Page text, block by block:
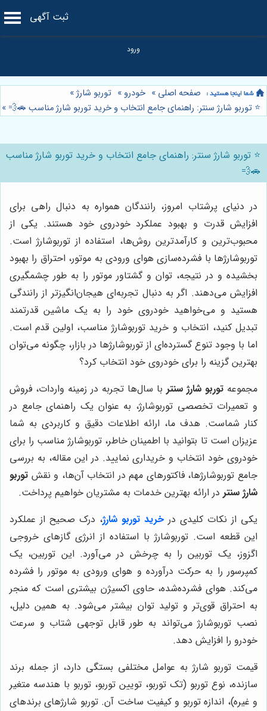
ثبت آگهی
صفحه اصلی » خودرو » توربو شارژ»
⭐️ توربو شارژ سنتر: راهنمای جامع انتخاب و خرید توربو شارژ مناسب 🚗💨 »
⭐️ توربو شارژ سنتر: راهنمای جامع انتخاب و خرید توربو شارژ مناسب
🚗💨
در دنیای پرشتاب امروز، رانندگان همواره به دنبال راهی برای
افزایش قدرت و بهبود عملکرد خودروی خود هستند. یکی از
محبوب‌ترین و کارآمدترین روش‌ها، استفاده از توربوشارژ است.
توربوشارژها با فشرده‌سازی هوای ورودی به موتور، احتراق را بهبود
بخشیده و در نتیجه، توان و گشتاور موتور را به طور چشمگیری
افزایش می‌دهند. اگر به دنبال تجربه‌ای هیجان‌انگیزتر از رانندگی
هستید و می‌خواهید خودروی خود را به یک ماشین قدرتمند
تبدیل کنید، انتخاب و خرید توربوشارژ مناسب، اولین قدم است.
اما با وجود تنوع گسترده‌ای از توربوشارژها در بازار، چگونه می‌توان
بهترین گزینه را برای خودروی خود انتخاب کرد؟
مجموعه توربو شارژ سنتر با سال‌ها تجربه در زمینه واردات، فروش
و تعمیرات تخصصی توربوشارژ، به عنوان یک راهنمای جامع در
کنار شماست. هدف ما، ارائه اطلاعات دقیق و کاربردی به شما
عزیزان است تا بتوانید با اطمینان خاطر، توربوشارژ مناسب را برای
خودروی خود انتخاب و خریداری نمایید. در این مقاله، به بررسی
جامع توربوشارژها، فاکتورهای مهم در انتخاب آن‌ها، و نقش توربو
شارژ سنتر در ارائه بهترین خدمات به مشتریان خواهیم پرداخت.
یکی از نکات کلیدی در خرید توربو شارژ، درک صحیح از عملکرد
این قطعه است. توربوشارژ با استفاده از انرژی گازهای خروجی
اگزوز، یک توربین را به چرخش در می‌آورد. این توربین، یک
کمپرسور را به حرکت درآورده و هوای ورودی به موتور را فشرده
می‌کند. هوای فشرده‌شده، حاوی اکسیژن بیشتری است که منجر
به احتراق قوی‌تر و تولید توان بیشتر می‌شود. به همین دلیل،
نصب توربوشارژ می‌تواند به طور قابل توجهی شتاب و سرعت
خودرو را افزایش دهد.
قیمت توربو شارژ به عوامل مختلفی بستگی دارد، از جمله برند
سازنده، نوع توربو (تک توربو، تویین توربو، توربو با هندسه متغیر
و غیره)، اندازه توربو و کیفیت ساخت آن. توربو شارژهای برندهای